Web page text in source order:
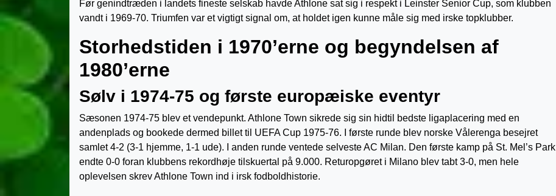
Før genindtræden i landets fineste selskab havde Athlone sat sig i respekt i Leinster Senior Cup, som klubben
vandt i 1969-70. Triumfen var et vigtigt signal om, at holdet igen kunne måle sig med irske topklubber.
Storhedstiden i 1970’erne og begyndelsen af
1980’erne
Sølv i 1974-75 og første europæiske eventyr
Sæsonen 1974-75 blev et vendepunkt. Athlone Town sikrede sig sin hidtil bedste ligaplacering med en
andenplads og bookede dermed billet til UEFA Cup 1975-76. I første runde blev norske Vålerenga besejret
samlet 4-2 (3-1 hjemme, 1-1 ude). I anden runde ventede selveste AC Milan. Den første kamp på St. Mel’s Park
endte 0-0 foran klubbens rekordhøje tilskuertal på 9.000. Returopgøret i Milano blev tabt 3-0, men hele
oplevelsen skrev Athlone Town ind i irsk fodboldhistorie.